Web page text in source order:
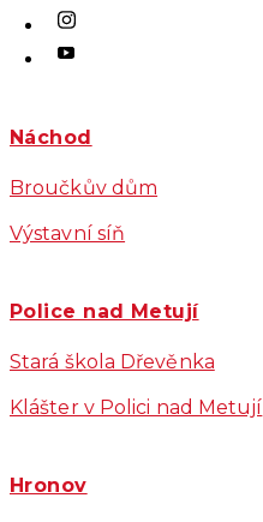
Náchod
Broučkův dům
Výstavní síň
Police nad Metují
Stará škola Dřevěnka
Klášter v Polici nad Metují
Hronov